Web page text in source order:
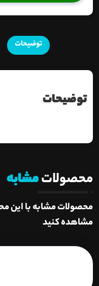
توضیحات
توضیحات
محصولاتمشابه
محصولات مشابه با این
مشاهده کنید